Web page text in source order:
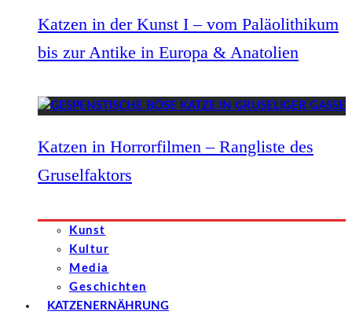
Katzen in der Kunst I – vom Paläolithikum
bis zur Antike in Europa & Anatolien
Katzen in Horrorfilmen – Rangliste des
Gruselfaktors
Kunst
Kultur
Media
Geschichten
KATZENERNÄHRUNG